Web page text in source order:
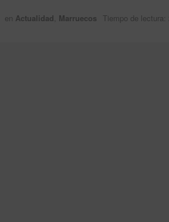
en Actualidad, Marruecos Tiempo de lectura: